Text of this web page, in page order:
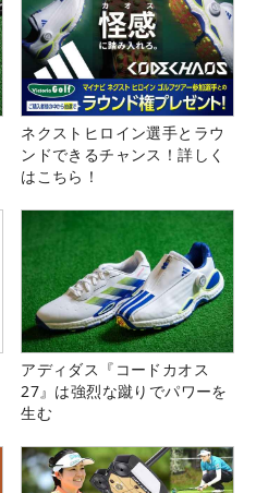
ネクストヒロイン選手とラウ
ンドできるチャンス！詳しく
はこちら！
アディダス『コードカオス
27』は強烈な蹴りでパワーを
生む